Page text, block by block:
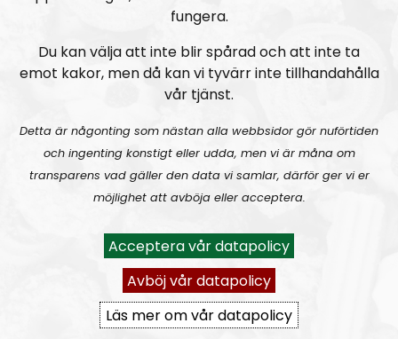
alltifrån sympatiskt inställda personer till
Epost:
radionordfront@nordiskradio.se
simon.holmqvist@nordfront.se
martin.saxlind@nordfront.se
Prenumerera på Radio Nordfront medRSS
https://nordiskradio.se/?format=mp3-
rss&show=radio-nordfront
RN DIREKT#416:Tillbaka lagom till främlingsinvasionen
fungera.
Du kan välja att inte blir spårad och att inte ta
emot kakor, men då kan vi tyvärr inte tillhandahålla
vår tjänst.
Detta är någonting som nästan alla webbsidor gör nuförtiden
och ingenting konstigt eller udda, men vi är måna om
transparens vad gäller den data vi samlar, därför ger vi er
möjlighet att avböja eller acceptera.
Acceptera vår datapolicy
Avböj vår datapolicy
Läs mer om vår datapolicy